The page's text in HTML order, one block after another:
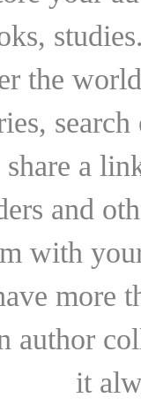
the
a
and
with
more
author
it